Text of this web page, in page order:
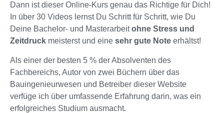
Dann ist dieser Online-Kurs genau das Richtige für Dich!
In über 30 Videos lernst Du Schritt für Schritt, wie Du
Deine Bachelor- und Masterarbeitohne Stress und
Zeitdruck meisterst und eine sehr gute Note erhältst!
Als einer der besten 5 % der Absolventen des
Fachbereichs, Autor von zwei Büchern über das
Bauingenieurwesen und Betreiber dieser Website
verfüge ich über umfassende Erfahrung darin, was ein
erfolgreiches Studium ausmacht.